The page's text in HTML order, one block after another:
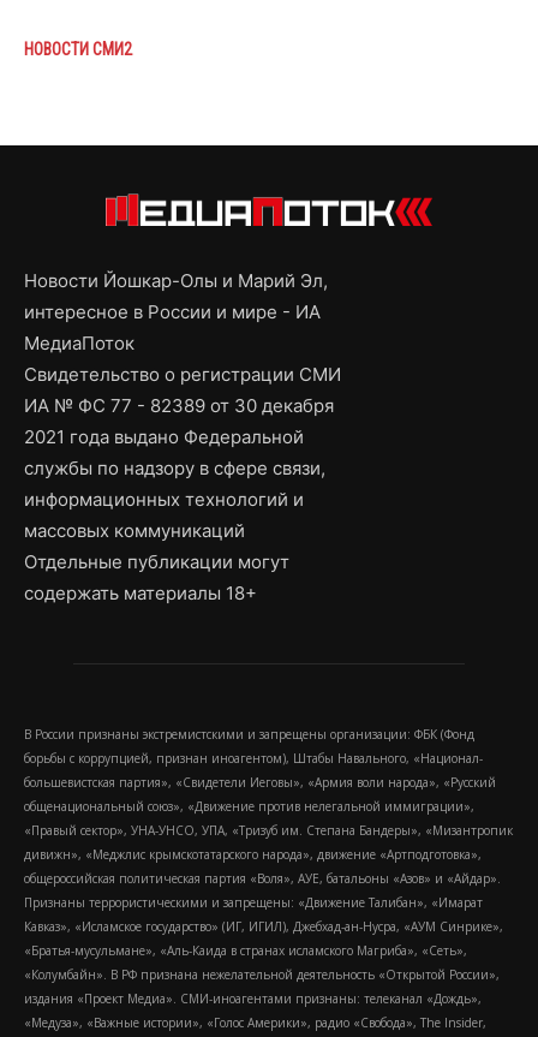
НОВОСТИ СМИ2
Новости Йошкар-Олы и Марий Эл,
интересное в России и мире - ИА
МедиаПоток
Свидетельство о регистрации СМИ
ИА № ФС 77 - 82389 от 30 декабря
2021 года выдано Федеральной
службы по надзору в сфере связи,
информационных технологий и
массовых коммуникаций
Отдельные публикации могут
содержать материалы 18+
В России признаны экстремистскими и запрещены организации: ФБК (Фонд
борьбы с коррупцией, признан иноагентом), Штабы Навального, «Национал-
большевистская партия», «Свидетели Иеговы», «Армия воли народа», «Русский
общенациональный союз», «Движение против нелегальной иммиграции»,
«Правый сектор», УНА-УНСО, УПА, «Тризуб им. Степана Бандеры», «Мизантропик
дивижн», «Меджлис крымскотатарского народа», движение «Артподготовка»,
общероссийская политическая партия «Воля», АУЕ, батальоны «Азов» и «Айдар».
Признаны террористическими и запрещены: «Движение Талибан», «Имарат
Кавказ», «Исламское государство» (ИГ, ИГИЛ), Джебхад-ан-Нусра, «АУМ Синрике»,
«Братья-мусульмане», «Аль-Каида в странах исламского Магриба», «Сеть»,
«Колумбайн». В РФ признана нежелательной деятельность «Открытой России»,
издания «Проект Медиа». СМИ-иноагентами признаны: телеканал «Дождь»,
«Медуза», «Важные истории», «Голос Америки», радио «Свобода», The Insider,